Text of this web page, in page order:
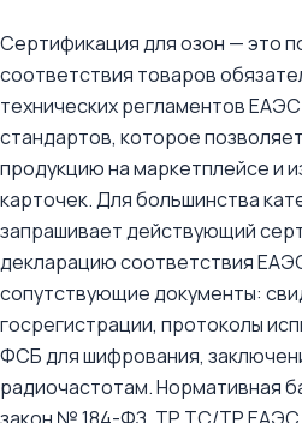
Сертификация для озон — это
соответствия товаров
технических регламентов
стандартов, которое
продукцию на маркетплейсе и
карточек. Для большинства
запрашивает действующий
декларацию соответствия
сопутствующие документы:
госрегистрации, протоколы
ФСБ для шифрования,
радиочастотам. Нормативная